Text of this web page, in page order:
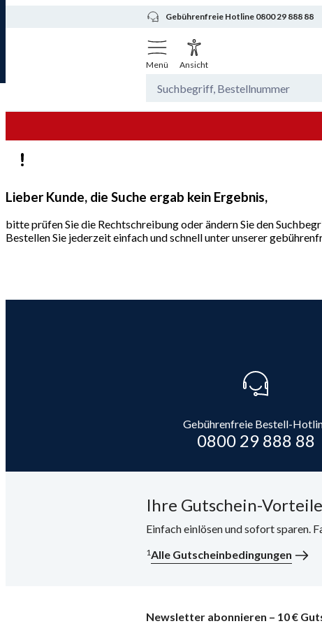
Gebührenfreie Hotline 0800 29 888 88
Menü Ansicht
Lieber Kunde, die Suche ergab kein Ergebnis,
bitte prüfen Sie die Rechtschreibung oder ändern Sie den
Bestellen Sie jederzeit einfach und schnell unter unserer
Gebührenfreie Bestell-
0800 29 888 88
Ihre Gutschein-
Einfach einlösen und sofort sparen.
1Alle Gutscheinbedingungen
Newsletter abonnieren – 10 €